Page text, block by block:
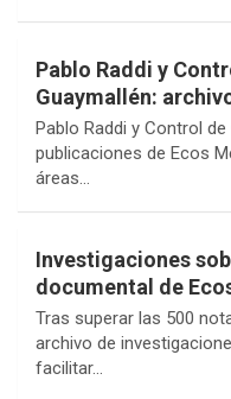
Pablo Raddi y
Guaymallén:
Pablo Raddi y Control
publicaciones de Ecos
áreas…
Investigaciones
documental de
Tras superar las 500
archivo de
facilitar…